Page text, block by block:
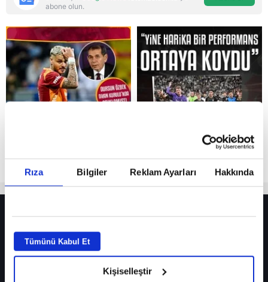
Rıza Bilgiler Reklam Ayarları Hakkında
Tümünü Kabul Et
Kişiselleştir
Reddet
abone olun.
Fenerbahçe’de sürpriz ayrılık ihtimali! Devre arasında gelmişti
Fenerbahçe’nin yeni transferi Mason Greenwood için olay sözler!
Galatasaray’da rota yeniden Thiago Almada!